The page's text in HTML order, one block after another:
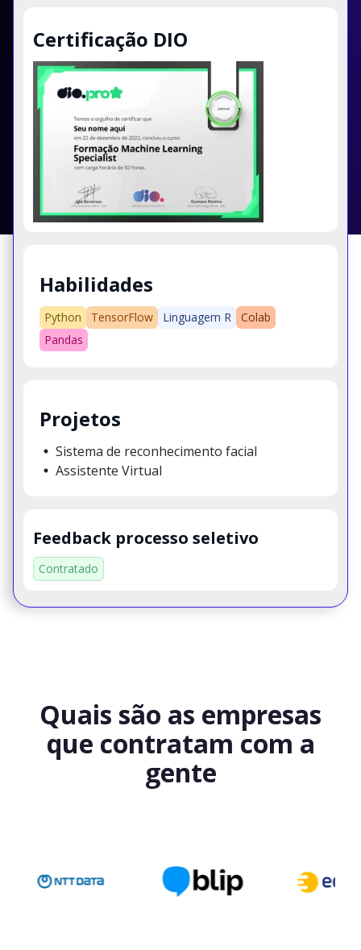
Certificação DIO
Habilidades
Python TensorFlow Linguagem R
Colab
Pandas
Projetos
Sistema de reconhecimento facial
Assistente Virtual
Feedback processo seletivo
Contratado
Quais são as empresas
que contratam com a
gente